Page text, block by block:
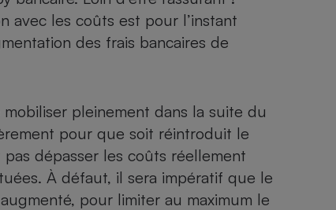
avec les coûts est pour l’instant
des frais bancaires de
pleinement dans la suite du
pour que soit réintroduit le
dépasser les coûts réellement
À défaut, il sera impératif que le
pour limiter au maximum le
Réfrigérateur